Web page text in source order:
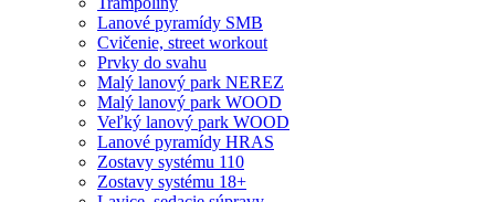
Lanové pyramídy SMB
Cvičenie, street workout
Prvky do svahu
Malý lanový park NEREZ
Malý lanový park WOOD
Veľký lanový park WOOD
Lanové pyramídy HRAS
Zostavy systému 110
Zostavy systému 18+